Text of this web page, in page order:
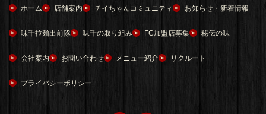
ホーム 店舗案内 チイちゃんコミュニティ お知らせ・新着情報
味千拉麺出前隊 味千の取り組み FC加盟店募集 秘伝の味
会社案内 お問い合わせ メニュー紹介 リクルート
プライバシーポリシー